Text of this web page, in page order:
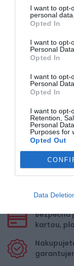
I want to opt-
personal data.
Opted In
I want to opt-
Personal Data.
Opted In
I want to opt-
Personal
Opted In
I want to opt-
Retention,
Personal
Purposes for
Opted Out
Data
Pre
nákupe
kartou,